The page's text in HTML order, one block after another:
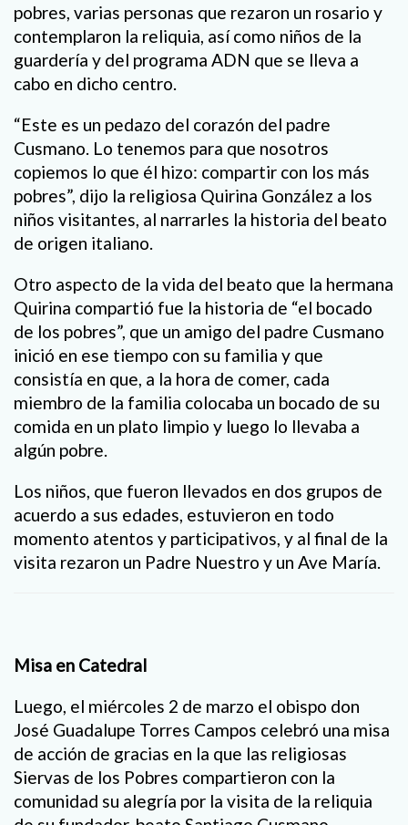
pobres, varias personas que rezaron un rosario y
contemplaron la reliquia, así como niños de la
guardería y del programa ADN que se lleva a
cabo en dicho centro.
“Este es un pedazo del corazón del padre
Cusmano. Lo tenemos para que nosotros
copiemos lo que él hizo: compartir con los más
pobres”, dijo la religiosa Quirina González a los
niños visitantes, al narrarles la historia del beato
de origen italiano.
Otro aspecto de la vida del beato que la hermana
Quirina compartió fue la historia de “el bocado
de los pobres”, que un amigo del padre Cusmano
inició en ese tiempo con su familia y que
consistía en que, a la hora de comer, cada
miembro de la familia colocaba un bocado de su
comida en un plato limpio y luego lo llevaba a
algún pobre.
Los niños, que fueron llevados en dos grupos de
acuerdo a sus edades, estuvieron en todo
momento atentos y participativos, y al final de la
visita rezaron un Padre Nuestro y un Ave María.
Misa en Catedral
Luego, el miércoles 2 de marzo el obispo don
José Guadalupe Torres Campos celebró una misa
de acción de gracias en la que las religiosas
Siervas de los Pobres compartieron con la
comunidad su alegría por la visita de la reliquia